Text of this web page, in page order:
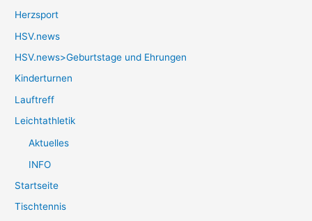
Herzsport
HSV.news
HSV.news>Geburtstage und Ehrungen
Kinderturnen
Lauftreff
Leichtathletik
Aktuelles
INFO
Startseite
Tischtennis